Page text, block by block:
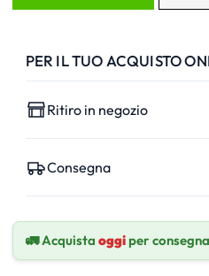
PER IL TUO ACQUISTO
Ritiro in negozio
Consegna
🚛 Acquista oggiper